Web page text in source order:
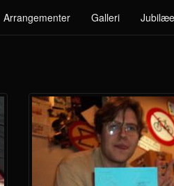
Arrangementer Galleri